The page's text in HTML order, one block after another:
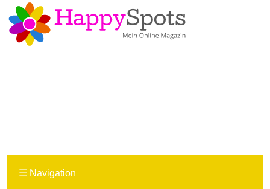
☰ Navigation